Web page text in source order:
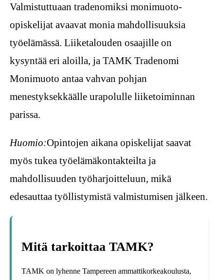
Valmistuttuaan tradenomiksi monimuoto-
opiskelijat avaavat monia mahdollisuuksia
työelämässä. Liiketalouden osaajille on
kysyntää eri aloilla, ja TAMK Tradenomi
Monimuoto antaa vahvan pohjan
menestyksekkäälle urapolulle liiketoiminnan
parissa.
Huomio:Opintojen aikana opiskelijat saavat
myös tukea työelämäkontakteilta ja
mahdollisuuden työharjoitteluun, mikä
edesauttaa työllistymistä valmistumisen jälkeen.
Mitä tarkoittaa TAMK?
TAMK on lyhenne Tampereen ammattikorkeakoulusta,